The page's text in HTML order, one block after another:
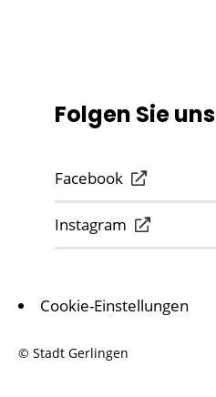
Folgen Sie uns
Facebook
Instagram
Cookie-Einstellungen
© Stadt Gerlingen